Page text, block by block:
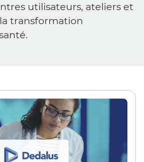
utilisateurs, ateliers et
transformation